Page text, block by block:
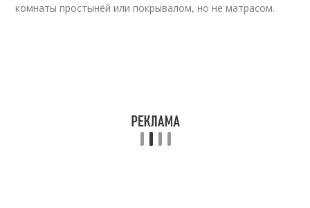
комнаты простынёй или покрывалом, но не матрасом.